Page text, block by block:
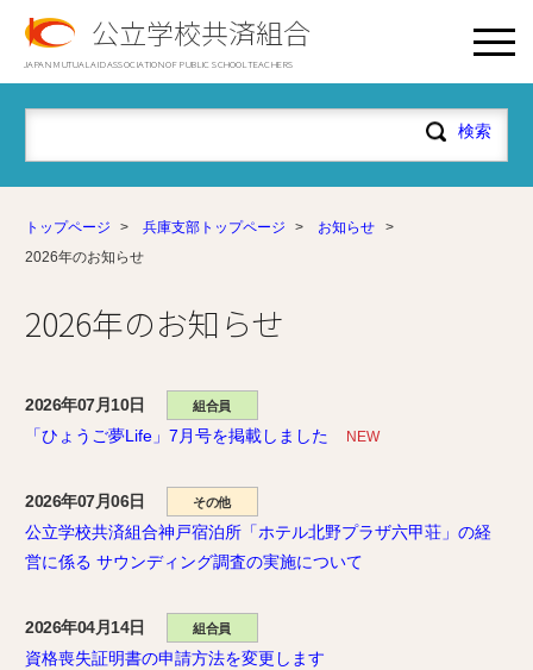
公立学校共済組合
JAPAN MUTUAL AID ASSOCIATION OF PUBLIC SCHOOL TEACHERS
トップページ > 兵庫支部トップページ > お知らせ
>
2026年のお知らせ
2026年のお知らせ
2026年07月10日 組合員
「ひょうご夢Life」7月号を掲載しました NEW
2026年07月06日 その他
公立学校共済組合神戸宿泊所「ホテル北野プラザ六甲荘」の経
営に係る サウンディング調査の実施について
2026年04月14日 組合員
資格喪失証明書の申請方法を変更します